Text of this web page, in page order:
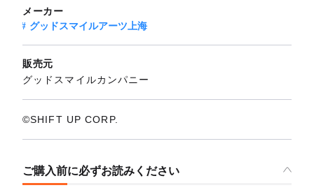
メーカー
グッドスマイルアーツ上海
販売元
グッドスマイルカンパニー
©SHIFT UP CORP.
ご購入前に必ずお読みください